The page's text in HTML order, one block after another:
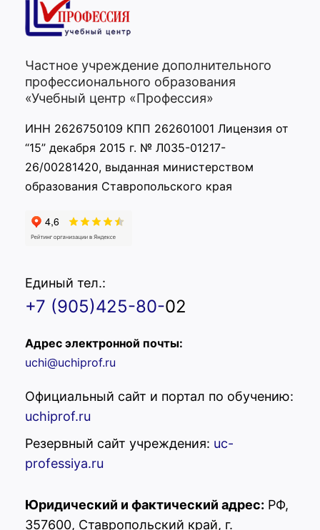
Частное учреждение дополнительного
профессионального образования
«Учебный центр «Профессия»
ИНН 2626750109 КПП 262601001 Лицензия от
“15” декабря 2015 г. № Л035-01217-
26/00281420, выданная министерством
образования Ставропольского края
Единый тел.:
+7 (905)425-80-02
Адрес электронной почты:
uchi@uchiprof.ru
Официальный сайт и портал по обучению:
uchiprof.ru
Резервный сайт учреждения: uc-
professiya.ru
Юридический и фактический адрес: РФ,
357600, Ставропольский край, г.